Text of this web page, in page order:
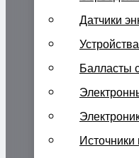
Датчики
Балласты
Источники